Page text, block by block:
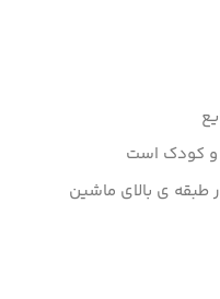
و کودک است
ی بالای ماشین